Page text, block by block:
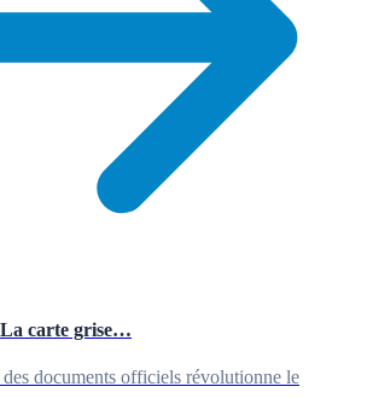
carte grise…
documents officiels révolutionne le